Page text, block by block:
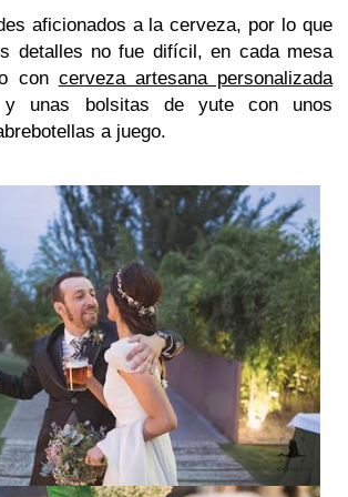
aficionados a la cerveza, por lo que
detalles no fue difícil, en cada mesa
con cerveza artesana personalizada
unas bolsitas de yute con unos
a juego.